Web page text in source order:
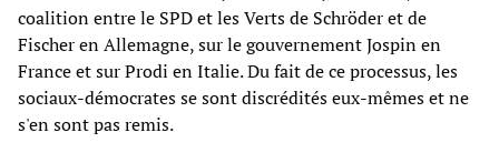
coalition entre le SPD et les Verts de Schröder et de
Fischer en Allemagne, sur le gouvernement Jospin en
France et sur Prodi en Italie. Du fait de ce processus, les
sociaux-démocrates se sont discrédités eux-mêmes et ne
s'en sont pas remis.